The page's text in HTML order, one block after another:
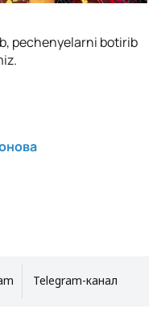
pechenyelarni botirib
Telegram-канал